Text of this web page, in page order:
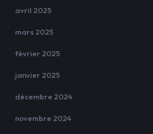
avril 2025
mars 2025
février 2025
janvier 2025
décembre 2024
novembre 2024